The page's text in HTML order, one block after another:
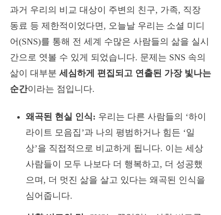
과거 우리의 비교 대상이 주변의 친구, 가족, 직장
동료 등 제한적이었다면, 오늘날 우리는 소셜 미디
어(SNS)를 통해 전 세계 수많은 사람들의 삶을 실시
간으로 엿볼 수 있게 되었습니다. 문제는 SNS 속의
삶이 대부분 세심하게 편집되고 연출된 가장 빛나는
순간이라는 점입니다.
왜곡된 현실 인식: 우리는 다른 사람들의 ‘하이
라이트 모음집’과 나의 평범하거나 힘든 ‘일
상’을 직접적으로 비교하게 됩니다. 이는 세상
사람들이 모두 나보다 더 행복하고, 더 성공했
으며, 더 멋진 삶을 살고 있다는 왜곡된 인식을
심어줍니다.